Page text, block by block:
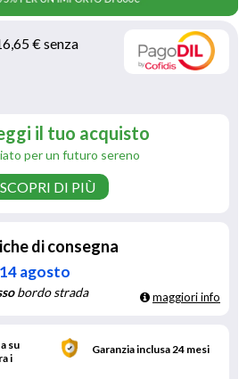
€ senza
il tuo acquisto
per un futuro sereno
SCOPRI DI PIÙ
di consegna
agosto
bordo strada maggiori info
su
i
Garanzia inclusa 24 mesi